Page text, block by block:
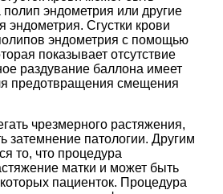
эндометрия или другие
эндометрия. Сгустки крови
эндометрия с помощью
показывает отсутствие
раздувание баллона имеет
предотвращения смещения
чрезмерного растяжения,
затемнение патологии. Другим
то, что процедура
матки и может быть
пациенток. Процедура